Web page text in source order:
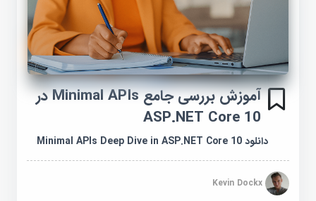
آموزش بررسی جامع Minimal APIs در
ASP.NET Core 10
دانلود Minimal APIs Deep Dive in ASP.NET Core 10
Kevin Dockx